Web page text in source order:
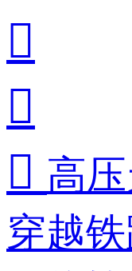


 高
穿越